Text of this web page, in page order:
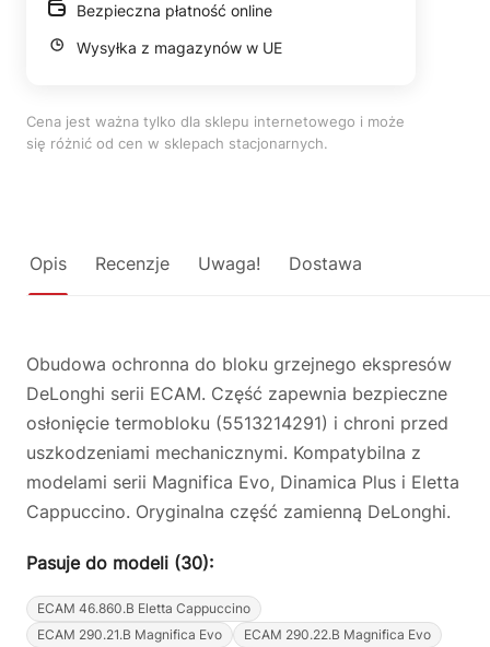
Bezpieczna płatność online
Wysyłka z magazynów w UE
Cena jest ważna tylko dla sklepu internetowego i może
się różnić od cen w sklepach stacjonarnych.
Opis Recenzje Uwaga! Dostawa
Obudowa ochronna do bloku grzejnego ekspresów
DeLonghi serii ECAM. Część zapewnia bezpieczne
osłonięcie termobloku (5513214291) i chroni przed
uszkodzeniami mechanicznymi. Kompatybilna z
modelami serii Magnifica Evo, Dinamica Plus i Eletta
Cappuccino. Oryginalna część zamienną DeLonghi.
Pasuje do modeli (30):
ECAM 46.860.B Eletta Cappuccino
ECAM 290.21.B Magnifica Evo
ECAM 290.22.B Magnifica Evo